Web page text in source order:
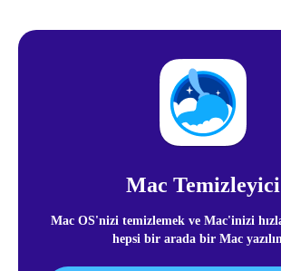
Mac Temizleyici
Mac OS'nizi temizlemek ve Mac'inizi
hepsi bir arada bir Mac